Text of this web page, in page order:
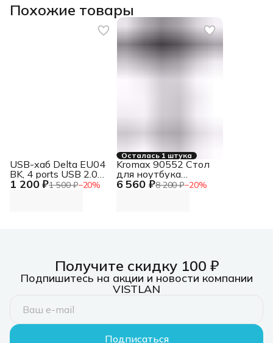
Похожие товары
1 200 ₽1 500 ₽−20%
USB-хаб Delta EU04
BK, 4 ports USB 2.0
Hub Delta EU04 BK, 4
Осталась 1 штука
6 560 ₽8 200 ₽−20%
Kromax 90552 Стол
для ноутбука
OMEGA-10 черный
Получите скидку 100 ₽
Подпишитесь на акции и новости компании
VISTLAN
Подписаться